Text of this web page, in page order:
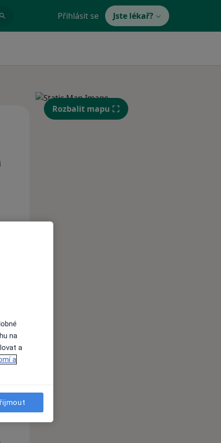
Přihlásit se Jste lékař?
Út St
10 Srpen
Rozbalit mapu
na
a
a